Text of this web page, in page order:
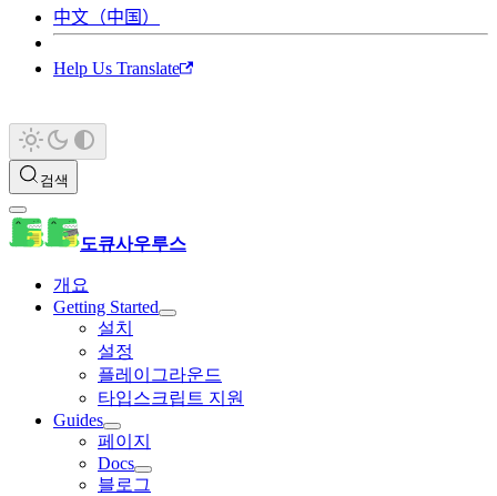
中文（中国）
Help Us Translate
검색
도큐사우루스
개요
Getting Started
설치
설정
플레이그라운드
타입스크립트 지원
Guides
페이지
Docs
블로그